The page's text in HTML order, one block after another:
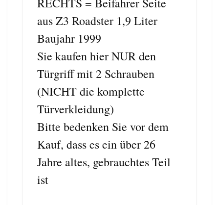
aus Z3 Roadster 1,9 Liter
Baujahr 1999
Sie kaufen hier NUR den
Türgriff mit 2 Schrauben
(NICHT die komplette
Türverkleidung)
Bitte bedenken Sie vor dem
Kauf, dass es ein über 26
Jahre altes, gebrauchtes Teil
ist